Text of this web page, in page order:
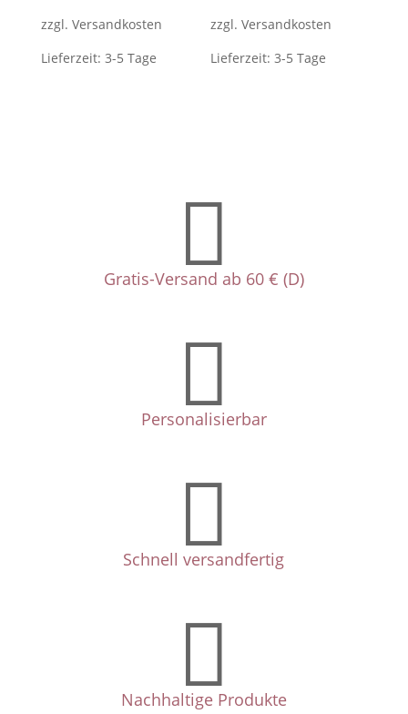
zzgl. Versandkosten
Lieferzeit: 3-5 Tage
zzgl.Versandkosten
Lieferzeit:3-5 Tage

Gratis-Versand ab 60 € (D)

Personalisierbar

Schnell versandfertig

Nachhaltige Produkte